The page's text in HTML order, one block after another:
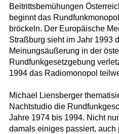
Beitrittsbemühungen
beginnt das
bröckeln. Der Europäische
Straßburg sieht im Jahr 1993
Meinungsäußerung in der
Rundfunkgesetzgebung
1994 das Radiomonopol
Michael Liensberger
Nachtstudio die
Jahre 1974 bis 1994. Nicht
damals einiges passiert,